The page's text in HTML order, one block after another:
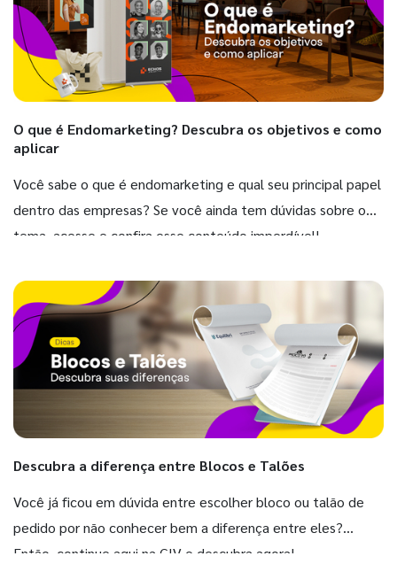
O que é Endomarketing? Descubra os objetivos e como
aplicar
Você sabe o que é endomarketing e qual seu principal papel
dentro das empresas? Se você ainda tem dúvidas sobre o
tema, acesse e confira esse conteúdo imperdível!
Descubra a diferença entre Blocos e Talões
Você já ficou em dúvida entre escolher bloco ou talão de
pedido por não conhecer bem a diferença entre eles?
Então, continue aqui na GIV e descubra agora!